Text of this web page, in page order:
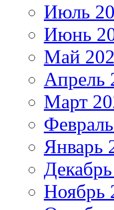
Июль
Июнь
Май
Апрель
Март
Январь
Ноябрь